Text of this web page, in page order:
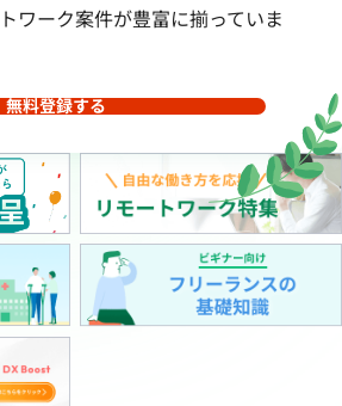
ワーク案件が豊富に揃っていま
無料登録する